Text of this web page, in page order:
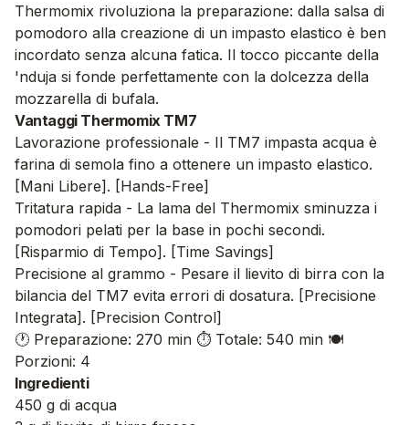
Thermomix rivoluziona la preparazione: dalla salsa di
pomodoro alla creazione di un impasto elastico è ben
incordato senza alcuna fatica. Il tocco piccante della
'nduja si fonde perfettamente con la dolcezza della
mozzarella di bufala.
Vantaggi Thermomix TM7
Lavorazione professionale - Il TM7 impasta acqua è
farina di semola fino a ottenere un impasto elastico.
[Mani Libere]. [Hands-Free]
Tritatura rapida - La lama del Thermomix sminuzza i
pomodori pelati per la base in pochi secondi.
[Risparmio di Tempo]. [Time Savings]
Precisione al grammo - Pesare il lievito di birra con la
bilancia del TM7 evita errori di dosatura. [Precisione
Integrata]. [Precision Control]
🕐 Preparazione: 270 min ⏱️ Totale: 540 min 🍽️
Porzioni: 4
Ingredienti
450 g di acqua